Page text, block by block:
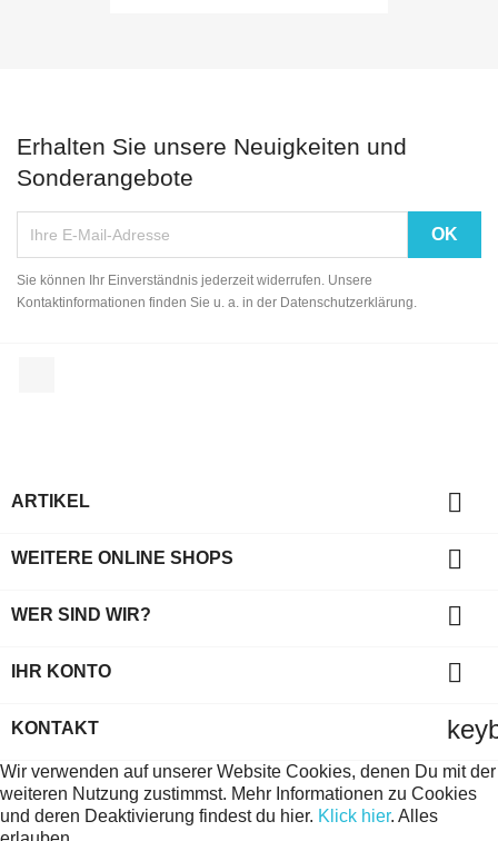
Erhalten Sie unsere Neuigkeiten und
Sonderangebote
Sie können Ihr Einverständnis jederzeit widerrufen. Unsere
Kontaktinformationen finden Sie u. a. in der Datenschutzerklärung.
ARTIKEL 
WEITERE ONLINE SHOPS 
WER SIND WIR? 
IHR KONTO 
KONTAKT
Wir verwenden auf unserer Website Cookies, denen Du mit der
weiteren Nutzung zustimmst. Mehr Informationen zu Cookies
und deren Deaktivierung findest du hier. Klick hier. Alles